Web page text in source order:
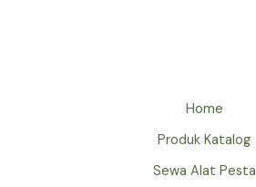
Home
Produk Katalog
Sewa Alat Pesta